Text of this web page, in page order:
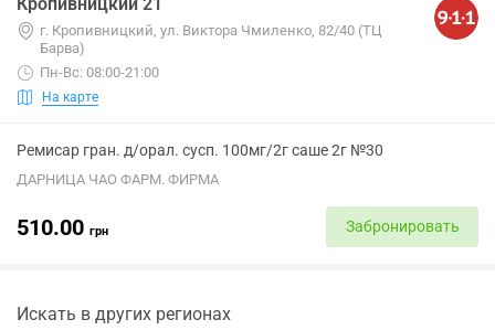
г. Кропивницкий, ул. Виктора Чмиленко, 82/40 (ТЦ
Барва)
Пн-Вс: 08:00-21:00
На карте
Ремисар гран. д/орал. сусп. 100мг/2г саше 2г №30
ДАРНИЦА ЧАО ФАРМ. ФИРМА
510.00 грн Забронировать
Искать в других регионах